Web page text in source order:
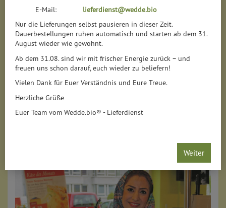
E-Mail: lieferdienst@wedde.bio
Nur die Lieferungen selbst pausieren in dieser Zeit.
Dauerbestellungen ruhen automatisch und starten ab dem 31.
August wieder wie gewohnt.
Ab dem 31.08. sind wir mit frischer Energie zurück – und
freuen uns schon darauf, euch wieder zu beliefern!
Vielen Dank für Euer Verständnis und Eure Treue.
Herzliche Grüße
Euer Team vom Wedde.bio® - Lieferdienst
Weiter
Probleme. Nehmen wir nur mal den Klimawandel. Der kann uns
schon ordentlich einheizen, wenn wir nicht aufpassen.
Wir möchten, nein, wir fordern, dass wir und die folgenden
Generationen in einer gerechten und umweltfreundlichen Welt
leben können. Das treibt uns an. Gemeinsam mit Ihnen können
wir als Bioladen schon eine Menge ausrichten. Das reicht noch
nicht für die ganze Welt, aber doch für die kleine, um jeden von
uns herum.
Wir bei Wedde.bio® sind schon mal ca. 100 Weltretter*innen.
Mit Ihnen sind wir wieder eine/r mehr.